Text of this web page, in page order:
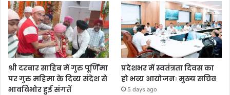
श्री दरबार साहिब में गुरु पूर्णिमा
पर गुरु महिमा के दिव्य संदेश से
भावविभोर हुई संगतें
प्रदेशभर में स्वतंत्रता दिवस का
हो भव्य आयोजनः मुख्य सचिव
5 days ago